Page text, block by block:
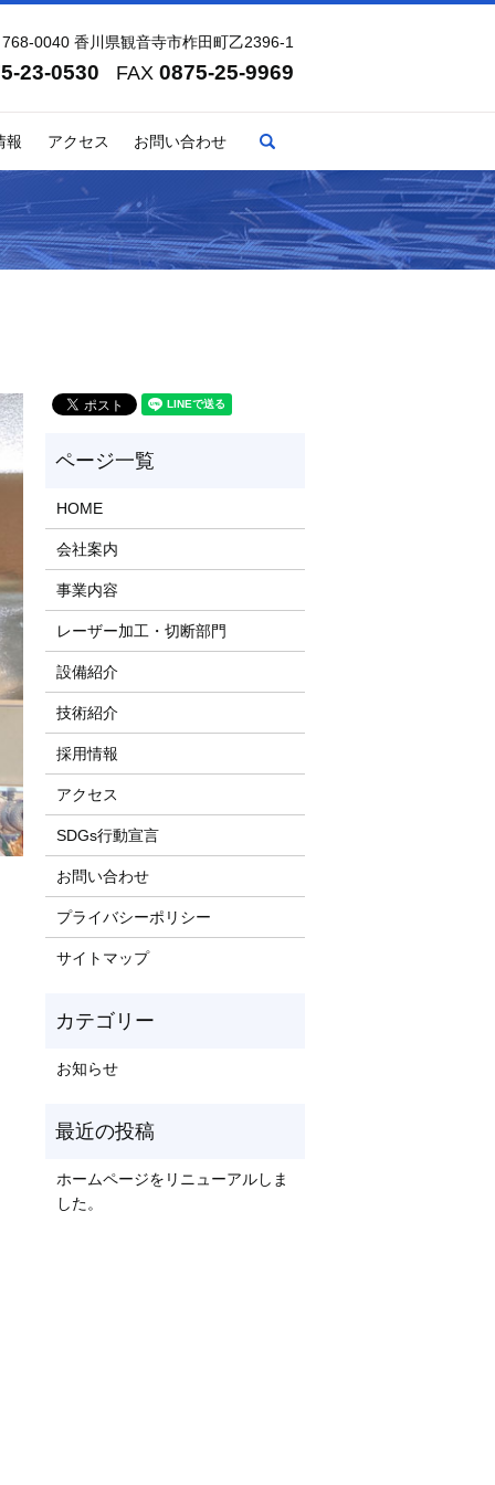
768-0040 香川県観音寺市柞田町乙2396-1
23-0530 FAX 0875-25-9969
報 アクセス お問い合わせ
HOME
会社案内
事業内容
レーザー加工・切断部門
設備紹介
技術紹介
採用情報
アクセス
SDGs行動宣言
お問い合わせ
プライバシーポリシー
サイトマップ
お知らせ
ホームページをリニューアルしま
した。